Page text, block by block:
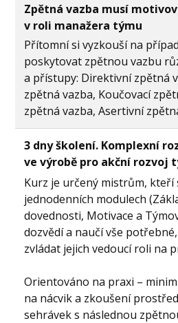
Zpětná vazba musí
v roli manažera týmu
Přítomní si vyzkouší na
poskytovat zpětnou vazbu
a přístupy: Direktivní zpětná
zpětná vazba, Koučovací
zpětná vazba, Asertivní
3 dny školení. Komplexní
ve výrobě pro akční rozvoj
Kurz je určený mistrům, kteří
jednodenních modulech
dovednosti, Motivace a
dozvědí a naučí vše
zvládat jejich vedoucí roli na
Orientováno na praxi –
na nácvik a zkoušení
sehrávek s následnou